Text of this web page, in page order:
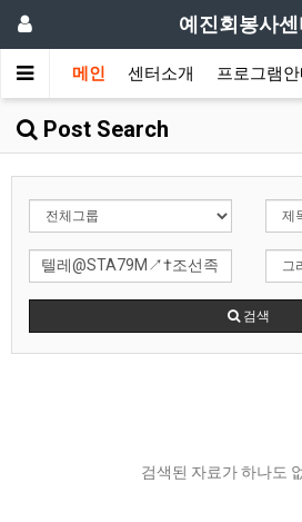
예진회봉사센
메인 센터소개 프로그램안
Post Search
검색
검색된 자료가 하나도